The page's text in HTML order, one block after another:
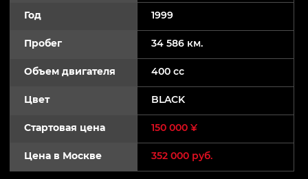
Год 1999
Пробег 34 586 км.
Объем двигателя 400 cc
Цвет BLACK
Стартовая цена 150 000 ¥
Цена в Москве 352 000 руб.